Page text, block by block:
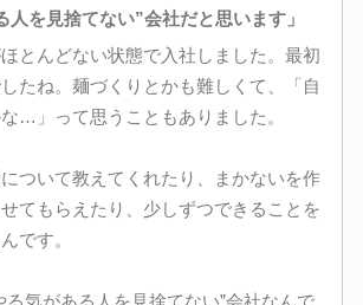
人を見捨てない”会社だと思います」
とんどない状態で入社しました。最初
たね。麺づくりとかも難しくて、「自
…」って思うこともありました。
ついて教えてくれたり、まかないを作
てもらえたり、少しずつできることを
です。
る気がある人を見捨てない”会社なんで